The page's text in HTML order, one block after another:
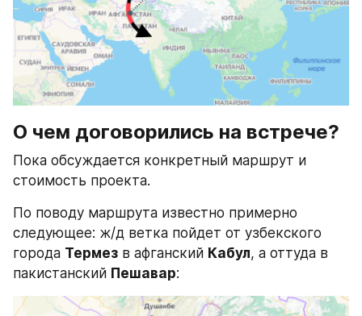
О чем договорились на встрече?
Пока обсуждается конкретный маршрут и
стоимость проекта.
По поводу маршрута известно примерно
следующее: ж/д ветка пойдет от узбекского
города Термез в афганский Кабул, а оттуда в
пакистанский Пешавар: